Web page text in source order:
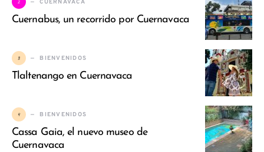
2 CUERNAVACA
Cuernabus, un recorrido por Cuernavaca
3 BIENVENIDOS
Tlaltenango en Cuernavaca
4 BIENVENIDOS
Cassa Gaia, el nuevo museo de
Cuernavaca